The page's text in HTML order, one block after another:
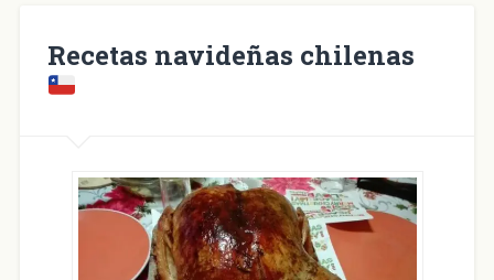
Recetas navideñas chilenas